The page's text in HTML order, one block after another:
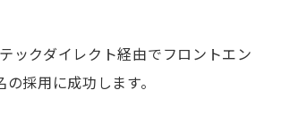
ックダイレクト経由でフロントエン
採用に成功します。